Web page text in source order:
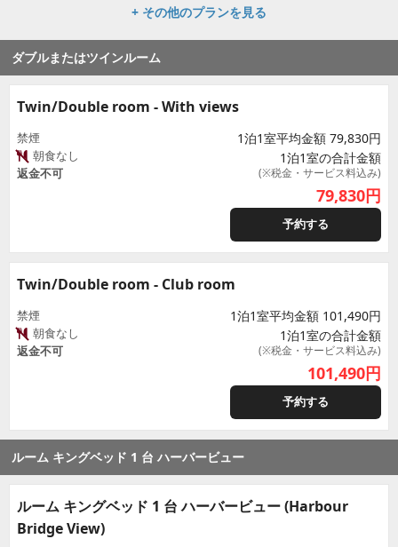
+ その他のプランを見る
ダブルまたはツインルーム
Twin/Double room - With views
禁煙
朝食なし
返金不可
1泊1室平均金額 79,830円
1泊1室の合計金額
(※税金・サービス料込み)
79,830円
予約する
Twin/Double room - Club room
禁煙
朝食なし
返金不可
1泊1室平均金額 101,490円
1泊1室の合計金額
(※税金・サービス料込み)
101,490円
予約する
ルーム キングベッド 1 台 ハーバービュー
ルーム キングベッド 1 台 ハーバービュー (Harbour
Bridge View)